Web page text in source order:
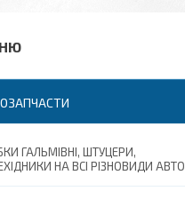
ГАЛЬМІВНІ, ШТУЦЕРИ,
НА ВСІ РІЗНОВИДИ АВТО